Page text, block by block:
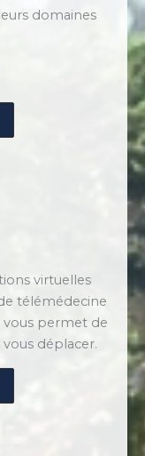
domaines
virtuelles
télémédecine
vous permet de
vous déplacer.